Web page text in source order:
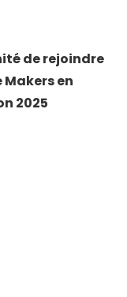
de rejoindre
en
2025